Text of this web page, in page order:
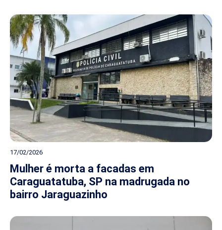
17/02/2026
Mulher é morta a facadas em
Caraguatatuba, SP na madrugada no
bairro Jaraguazinho